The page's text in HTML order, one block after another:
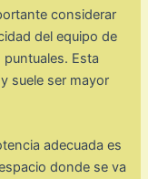
considerar
del equipo de
Esta
suele ser mayor
adecuada es
donde se va